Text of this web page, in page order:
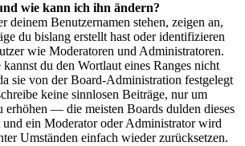
wie kann ich ihn ändern?
deinem Benutzernamen stehen, zeigen an,
du bislang erstellt hast oder identifizieren
wie Moderatoren und Administratoren.
du den Wortlaut eines Ranges nicht
sie von der Board-Administration festgelegt
keine sinnlosen Beiträge, nur um
erhöhen — die meisten Boards dulden dieses
und ein Moderator oder Administrator wird
Umständen einfach wieder zurücksetzen.